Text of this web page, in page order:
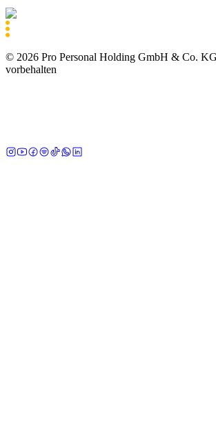
© 2026 Pro Personal Holding GmbH & Co.
vorbehalten